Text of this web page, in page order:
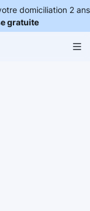
domiciliation 2 ans
gratuite